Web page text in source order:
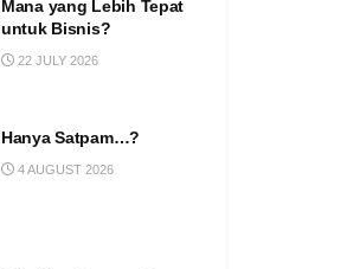
Mana yang Lebih Tepat
untuk Bisnis?
22 JULY 2026
Hanya Satpam…?
4 AUGUST 2026